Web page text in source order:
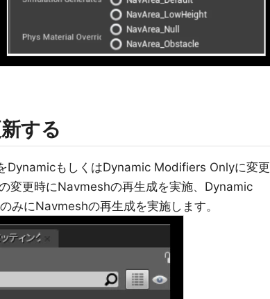
する
もしくはDynamic Modifiers Onlyに変更
変更時にNavmeshの再生成を実施、Dynamic
にNavmeshの再生成を実施します。